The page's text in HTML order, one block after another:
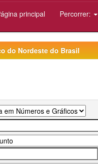
principal Percorrer:
do Nordeste do Brasil